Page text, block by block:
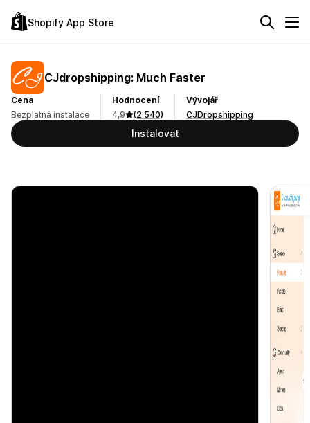
Shopify App Store
CJdropshipping: Much Faster
Cena
Bezplatná instalace
Hodnocení
4,9
(2 540)
Vývojář
CJDropshipping
Instalovat